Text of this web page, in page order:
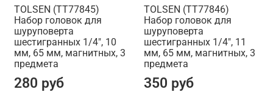
TOLSEN (TT77845)
Набор головок для
шуруповерта
шестигранных 1/4", 10
мм, 65 мм, магнитных, 3
предмета
280 руб
TOLSEN (TT77846)
Набор головок для
шуруповерта
шестигранных 1/4", 11
мм, 65 мм, магнитных, 3
предмета
350 руб